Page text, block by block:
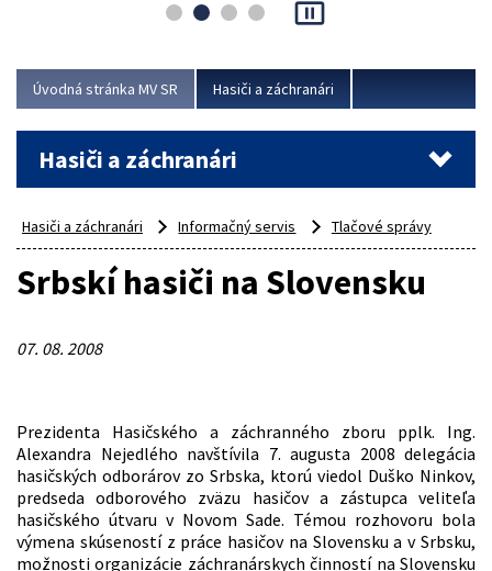
pause_presentation
Úvodná stránka MV SR Hasiči a záchranári
Hasiči a záchranári
Hasiči a záchranári Informačný servis Tlačové správy
Srbskí hasiči na Slovensku
07. 08. 2008
Prezidenta Hasičského a záchranného zboru pplk. Ing.
Alexandra Nejedlého navštívila 7. augusta 2008 delegácia
hasičských odborárov zo Srbska, ktorú viedol Duško Ninkov,
predseda odborového zväzu hasičov a zástupca veliteľa
hasičského útvaru v Novom Sade. Témou rozhovoru bola
výmena skúseností z práce hasičov na Slovensku a v Srbsku,
možnosti organizácie záchranárskych činností na Slovensku